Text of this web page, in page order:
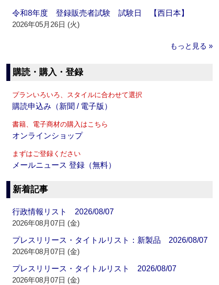
令和8年度 登録販売者試験 試験日 【西日本】
2026年05月26日 (火)
もっと見る »
購読・購入・登録
プランいろいろ、スタイルに合わせて選択
購読申込み（新聞 / 電子版）
書籍、電子商材の購入はこちら
オンラインショップ
まずはご登録ください
メールニュース 登録（無料）
新着記事
行政情報リスト 2026/08/07
2026年08月07日 (金)
プレスリリース・タイトルリスト：新製品 2026/08/07
2026年08月07日 (金)
プレスリリース・タイトルリスト 2026/08/07
2026年08月07日 (金)